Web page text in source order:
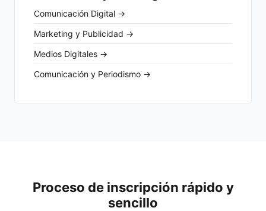
Comunicación Digital →
Marketing y Publicidad →
Medios Digitales →
Comunicación y Periodismo →
Proceso de inscripción rápido y
sencillo